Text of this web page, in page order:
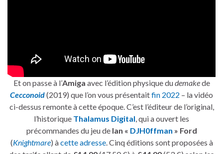
Et on passe à l’Amiga avec l’édition physique dudemakede
Cecconoid(2019) que l’on vous présentaitfin 2022 – la vidéo
ci-dessus remonte à cette époque. C’est l’éditeur de l’original,
l’historique Thalamus Digital, qui a ouvert les
précommandes du jeu de Ian « DJH0ffman » Ford
(Knightmare) àcette adresse. Cinq éditions sont proposées à